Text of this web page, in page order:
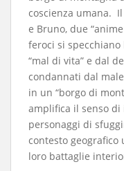
coscienza umana.
e Bruno, due
feroci si specchiano
“mal di vita” e dal
condannati dal
in un “borgo di
amplifica il senso
personaggi di
contesto
loro battaglie